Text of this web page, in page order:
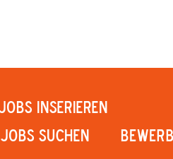
INSERIEREN
JOBS SUCHEN